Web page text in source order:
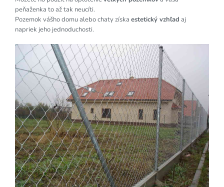
peňaženka to až tak neucíti.
Pozemok vášho domu alebo chaty získa estetický vzhľad aj
napriek jeho jednoduchosti.